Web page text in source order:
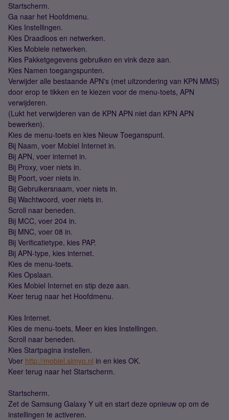
Startscherm.
Ga naar het Hoofdmenu.
Kies Instellingen.
Kies Draadloos en netwerken.
Kies Mobiele netwerken.
Kies Pakketgegevens gebruiken en vink deze aan.
Kies Namen toegangspunten.
Verwijder alle bestaande APN's (met uitzondering van KPN MMS)
door erop te tikken en te kiezen voor de menu-toets, APN
verwijderen.
(Lukt het verwijderen van de KPN APN niet dan KPN APN
bewerken).
Kies de menu-toets en kies Nieuw Toeganspunt.
Bij Naam, voer Mobiel Internet in.
Bij APN, voer internet in.
Bij Proxy, voer niets in.
Bij Poort, voer niets in.
Bij Gebruikersnaam, voer niets in.
Bij Wachtwoord, voer niets in.
Scroll naar beneden.
Bij MCC, voer 204 in.
Bij MNC, voer 08 in.
Bij Verificatietype, kies PAP.
Bij APN-type, kies internet.
Kies de menu-toets.
Kies Opslaan.
Kies Mobiel Internet en stip deze aan.
Keer terug naar het Hoofdmenu.
Kies Internet.
Kies de menu-toets, Meer en kies Instellingen.
Scroll naar beneden.
Kies Startpagina instellen.
Voer http://mobiel.simyo.nl in en kies OK.
Keer terug naar het Startscherm.
Startscherm.
Zet de Samsung Galaxy Y uit en start deze opnieuw op om de
instellingen te activeren.